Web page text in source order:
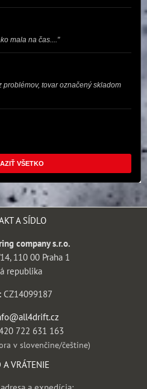
mala na čas...."
problémov, tovar označený skladom
VŠETKO
A SÍDLO
company s.r.o.
110 00 Praha 1
republika
CZ14099187
722 631 163
v slovenčine/češtine)
A VRÁTENIE